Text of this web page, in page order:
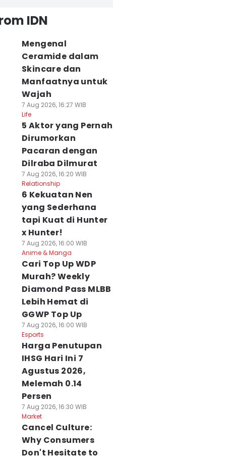
IDN
Mengenal
Ceramide dalam
Skincare dan
Manfaatnya untuk
Wajah
7 Aug 2026, 16:27 WIB
Life
5 Aktor yang Pernah
Dirumorkan
Pacaran dengan
Dilraba Dilmurat
7 Aug 2026, 16:20 WIB
Relationship
6 Kekuatan Nen
yang Sederhana
tapi Kuat di Hunter
x Hunter!
7 Aug 2026, 16:00 WIB
Anime & Manga
Cari Top Up WDP
Murah? Weekly
Diamond Pass MLBB
Lebih Hemat di
GGWP Top Up
7 Aug 2026, 16:00 WIB
Esports
Harga Penutupan
IHSG Hari Ini 7
Agustus 2026,
Melemah 0.14
Persen
7 Aug 2026, 16:30 WIB
Market
Cancel Culture:
Why Consumers
Don't Hesitate to